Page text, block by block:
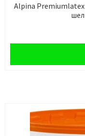
Alpina Premiumlatex